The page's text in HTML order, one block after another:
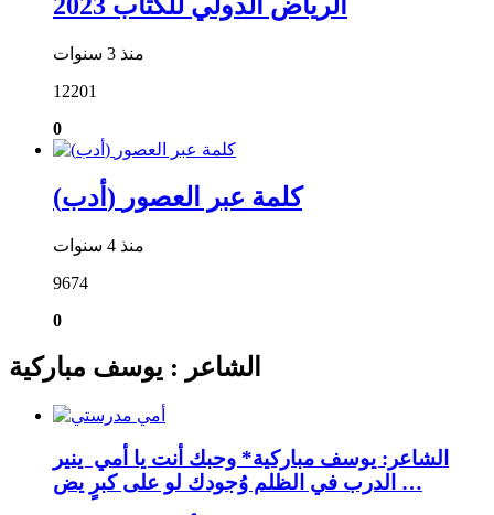
منذ 3 سنوات
12201
0
(أدب) كلمة عبر العصور
منذ 4 سنوات
9674
0
الشاعر : يوسف مباركية
الشاعر: يوسف مباركية* وحبك أنت يا أمي ينير
الدرب في الظلم وُجودك لو على كبرٍ يض …